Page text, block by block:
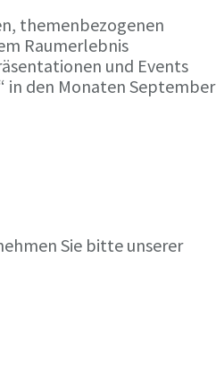
themenbezogenen
Raumerlebnis
und Events
in den Monaten September
Sie bitte unserer